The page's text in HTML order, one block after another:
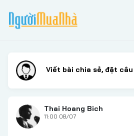
Thai Hoang Bich
11:00 08/07